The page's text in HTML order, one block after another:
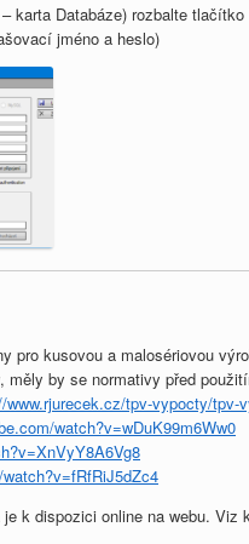
karta Databáze) rozbalte
jméno a heslo)
pro kusovou a malosériovou
by se normativy před
www.rjurecek.cz/tpv-vypocty/tpv-
watch?v=wDuK99m6Ww0
k dispozici online na webu. Viz